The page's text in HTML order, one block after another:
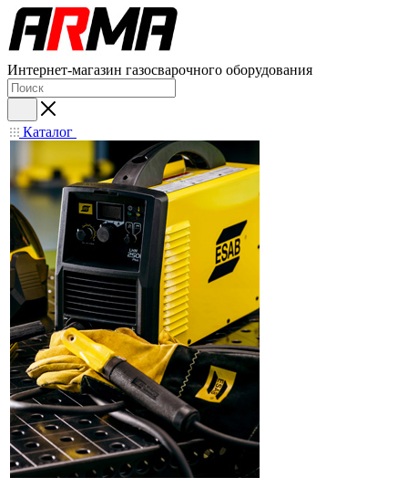
Интернет-магазин газосварочного оборудования
Каталог